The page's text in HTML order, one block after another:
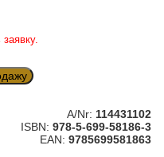
A/Nr: 114431102
ISBN: 978-5-699-58186-3
EAN: 9785699581863